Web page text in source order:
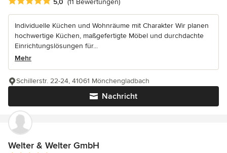
Individuelle Küchen und Wohnräume mit Charakter Wir planen
hochwertige Küchen, maßgefertigte Möbel und durchdachte
Einrichtungslösungen für...
Mehr
Nachricht
Schillerstr. 22-24, 41061 Mönchengladbach
Welter & Welter GmbH